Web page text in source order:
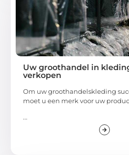
Uw groothandel in
verkopen
Om uw groothandelskleding
moet u een merk voor uw
...